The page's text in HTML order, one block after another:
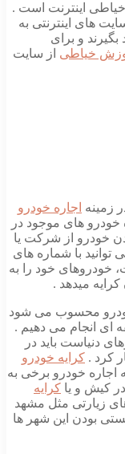
خیاطی اینترنت است .
های اینترنتی به
بگیرند و برای
خیاطی از سایت
زمینه اجاره خودرو
خودرو های موجود در
خودرو از شرکت یا
با شماره های
خودروهای خود را به
میدهد .
خودرو محسوب می شود
ای انجام می دهیم .
دنیاست باید در
کرد . کرایه خودرو
اجاره خودرو برخی به
کیش و یا کرایه
زیارتی مثل مشهد
بودن این شهر ها